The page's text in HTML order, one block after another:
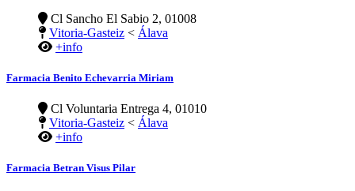
Cl Sancho El Sabio 2, 01008
Vitoria-Gasteiz < Álava
+info
Farmacia Benito Echevarria Miriam
Cl Voluntaria Entrega 4, 01010
Vitoria-Gasteiz < Álava
+info
Farmacia Betran Visus Pilar